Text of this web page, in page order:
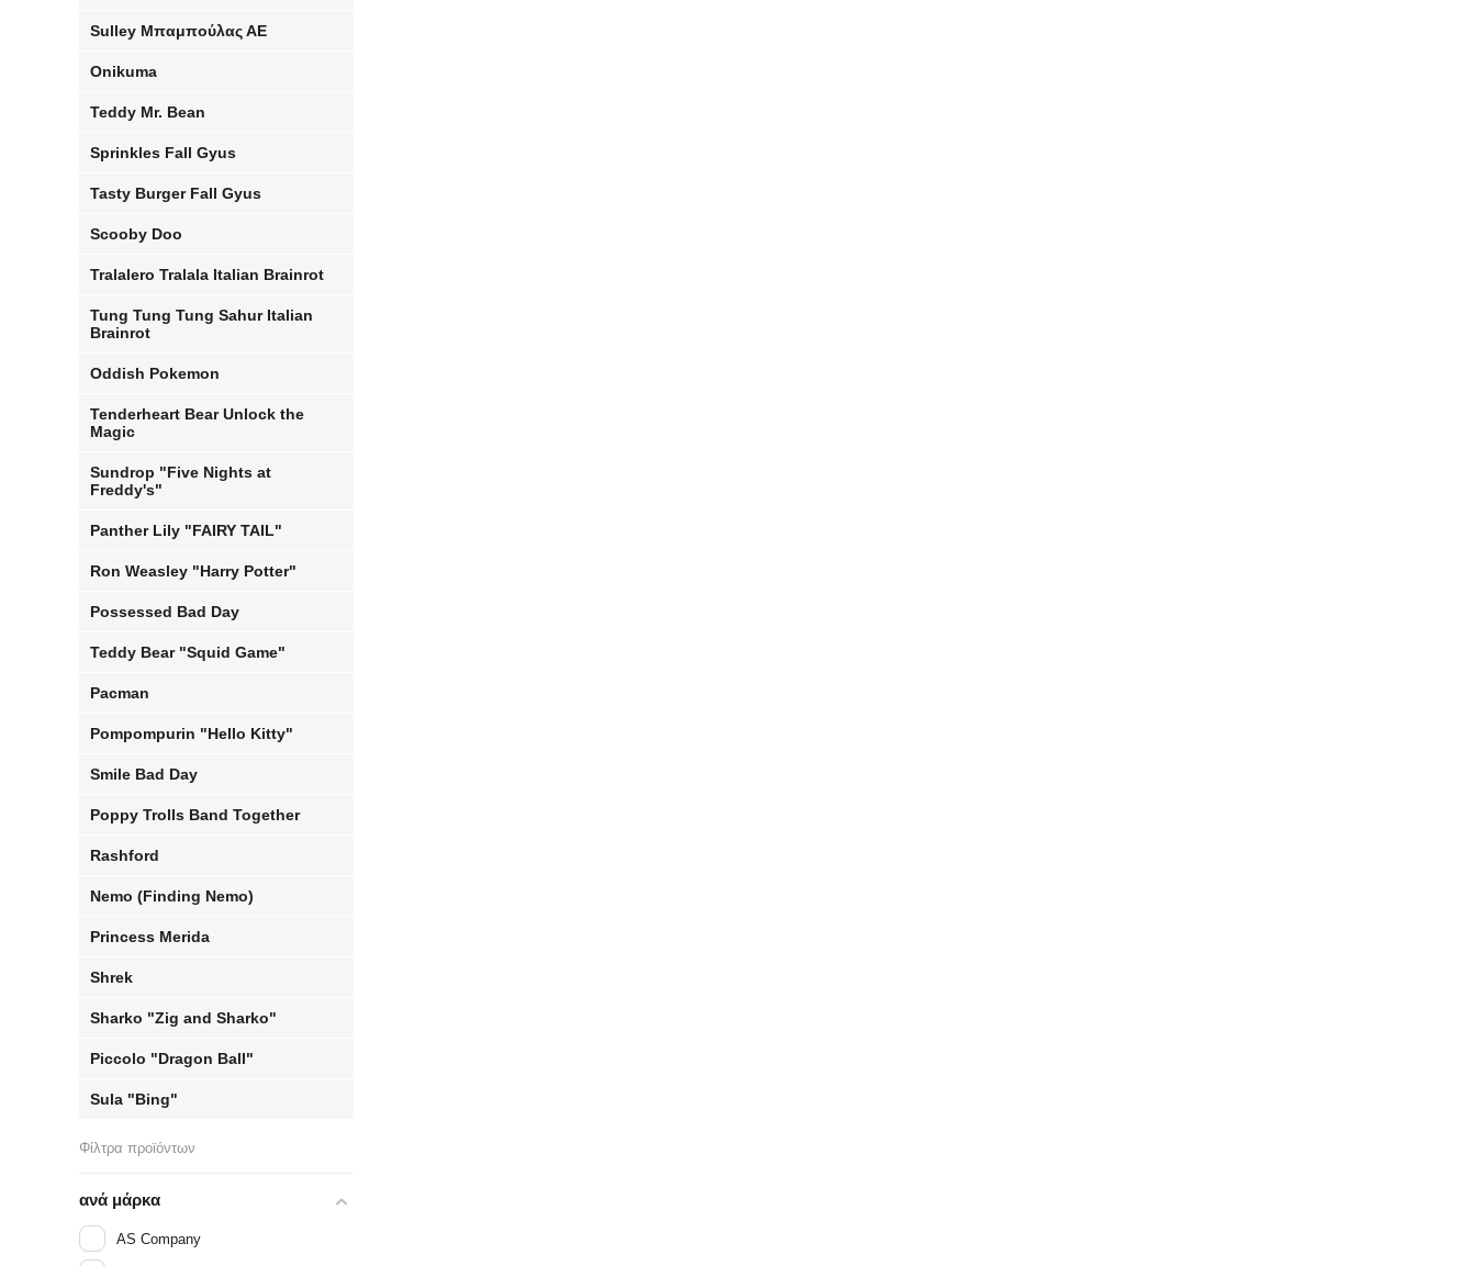
Sulley Μπαμπούλας ΑΕ
Onikuma
Teddy Mr. Bean
Sprinkles Fall Gyus
Tasty Burger Fall Gyus
Scooby Doo
Tralalero Tralala Italian Brainrot
Tung Tung Tung Sahur Italian
Brainrot
Oddish Pokemon
Tenderheart Bear Unlock the
Magic
Sundrop "Five Nights at
Freddy's"
Panther Lily "FAIRY TAIL"
Ron Weasley "Harry Potter"
Possessed Bad Day
Teddy Bear "Squid Game"
Pacman
Pompompurin "Hello Kitty"
Smile Bad Day
Poppy Trolls Band Together
Rashford
Nemo (Finding Nemo)
Princess Merida
Shrek
Sharko "Zig and Sharko"
Piccolo "Dragon Ball"
Sula "Bing"
Φίλτρα προϊόντων
ανά μάρκα
AS Company